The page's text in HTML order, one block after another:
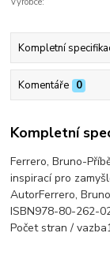
Kompletní
Komentáře 0
Kompletní
Ferrero, Bruno-
inspirací pro
AutorFerrero,
ISBN978-80-262-
Počet stran /